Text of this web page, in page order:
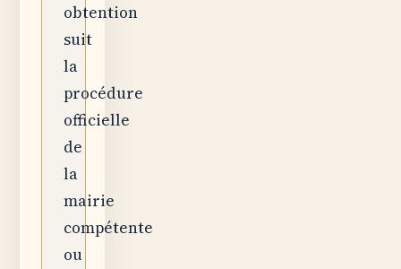
obtention
suit
la
procédure
officielle
de
la
mairie
compétente
ou